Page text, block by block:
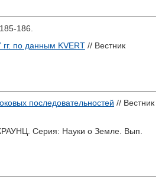
186.
по данным KVERT // Вестник
последовательностей // Вестник
Серия: Науки о Земле. Вып.